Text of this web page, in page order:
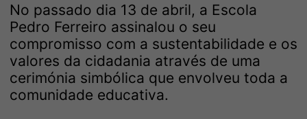
No passado dia 13 de abril, a Escola
Pedro Ferreiro assinalou o seu
compromisso com a sustentabilidade e os
valores da cidadania através de uma
cerimónia simbólica que envolveu toda a
comunidade educativa.